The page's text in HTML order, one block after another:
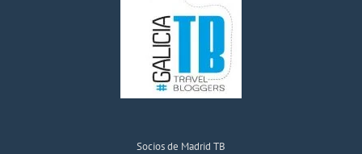
Socios de Madrid TB